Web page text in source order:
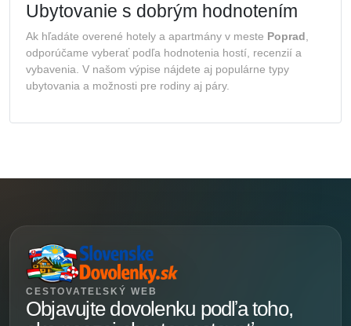
Ubytovanie s dobrým hodnotením
Ak hľadáte overené hotely a apartmány v meste Poprad
odporúčame vyberať podľa hodnotenia hostí, recenzií a
vybavenia. V našom výpise nájdete aj populárne typy
ubytovania a možnosti pre rodiny aj páry.
CESTOVATEĽSKÝ WEB
Objavujte dovolenku podľa toho,